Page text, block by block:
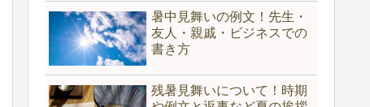
暑中見舞いの例文！先生・
友人・親戚・ビジネスでの
書き方
残暑見舞いについて！時期